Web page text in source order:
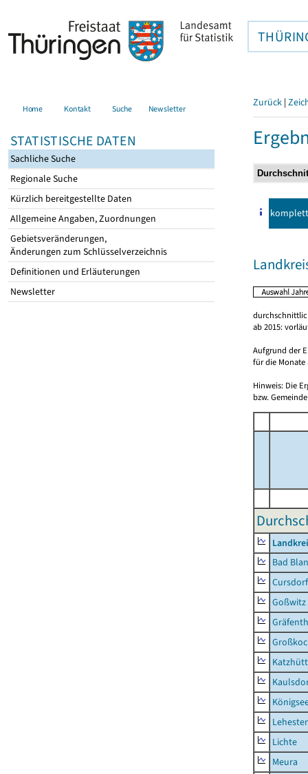
Home Kontakt Suche Newsletter
STATISTISCHE DATEN
Sachliche Suche
Regionale Suche
Kürzlich bereitgestellte Daten
Allgemeine Angaben, Zuordnungen
Gebietsveränderungen,
Änderungen zum Schlüsselverzeichnis
Definitionen und Erläuterungen
Newsletter
Zurück |
komplett
ab 2015:
Aufgrund der
für die Monate
Hinweis: Die
bzw.
Bad
Cursdorf
Goßwitz
Lichte
Meura